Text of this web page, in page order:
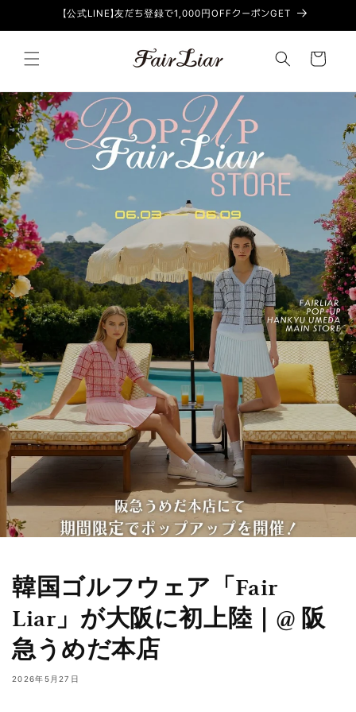
コンテン【公式LINE】友だち登録で1,000円OFFクーポンGET
ー
韓国ゴルフウェア「Fair
Liar」が大阪に初上陸｜@ 阪
急うめだ本店
2026年5月27日